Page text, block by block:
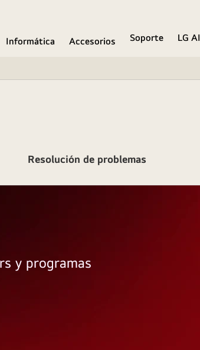
Informática Accesorios Soporte
LG AI
Resolución de problemas
y programas